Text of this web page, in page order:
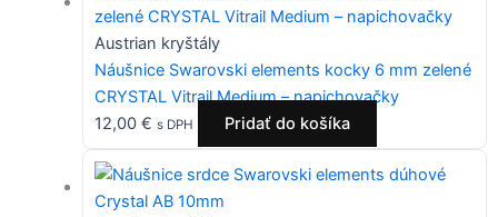
Austrian kryštály
Náušnice Swarovski elements kocky 6 mm zelené
CRYSTAL Vitrail Medium – napichovačky
12,00 € s DPH Pridať do košíka